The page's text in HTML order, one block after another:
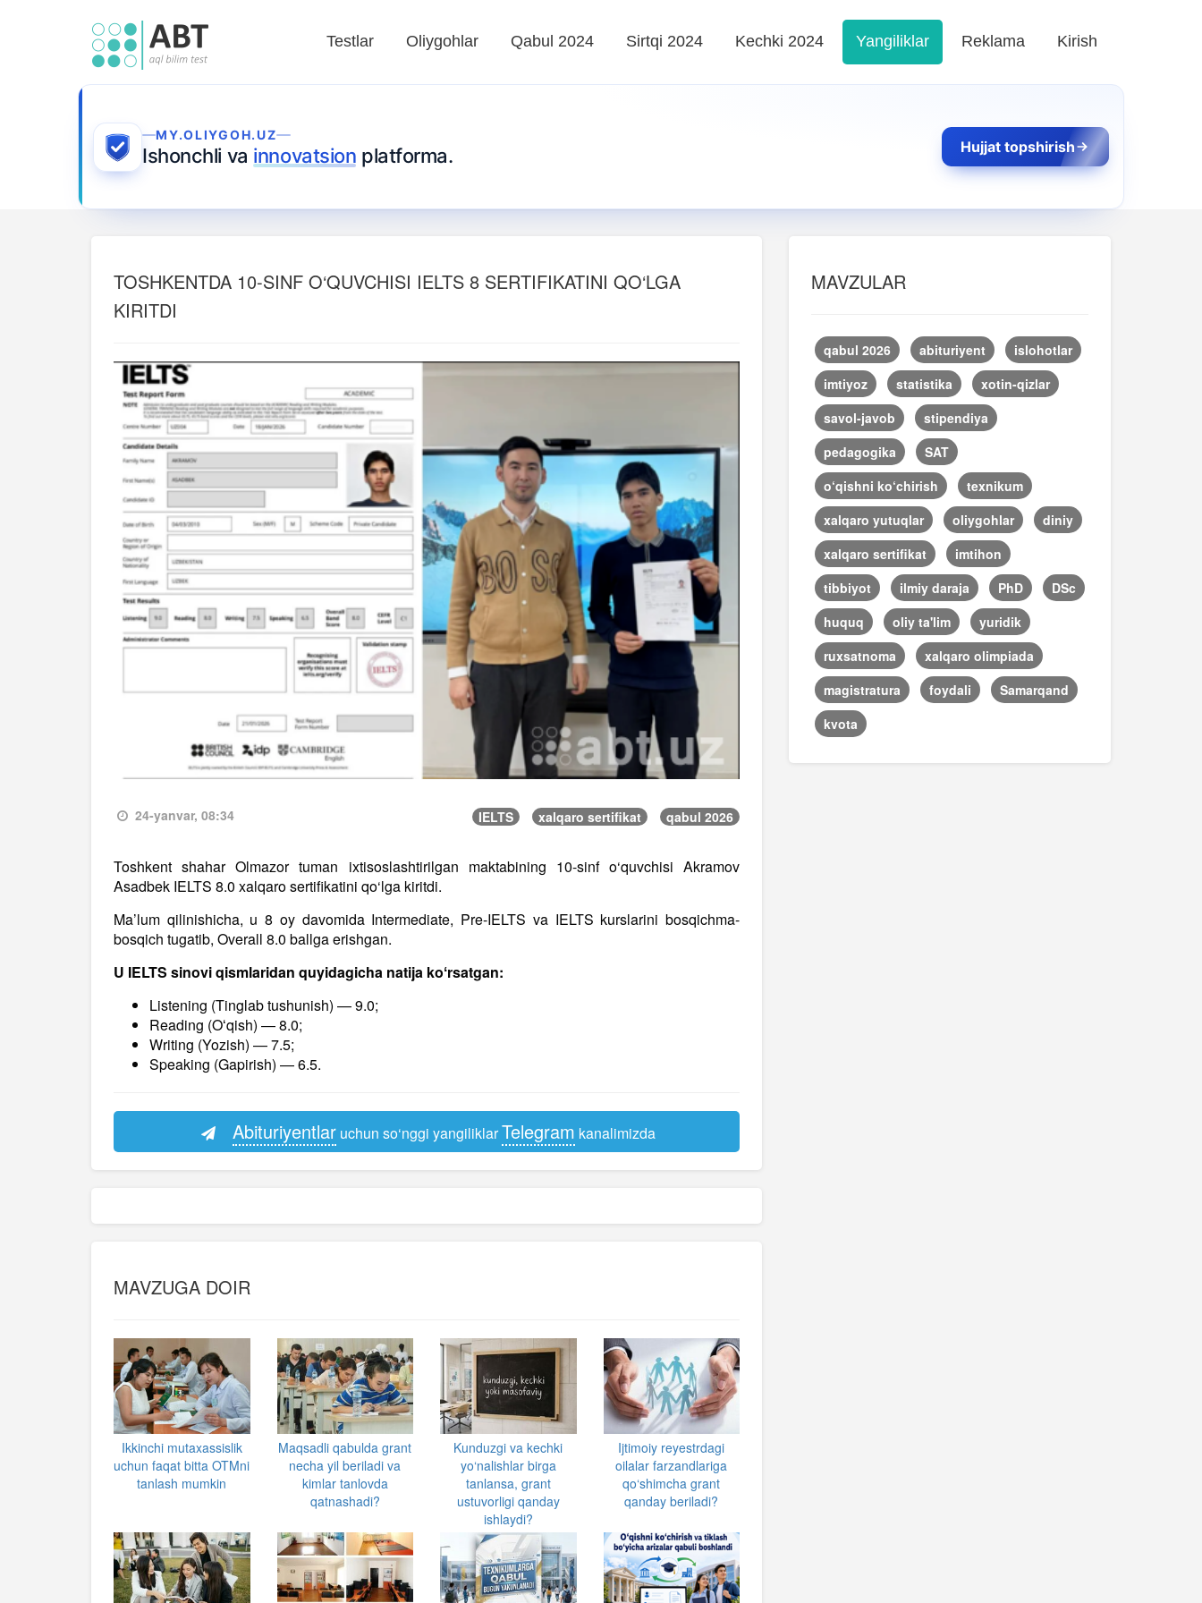
Testlar Oliygohlar Qabul 2024 Sirtqi 2024 Kechki 2024 Yangiliklar Reklama Kirish
MY.OLIYGOH.UZ
Ishonchli va innovatsion platforma. Hujjat topshirish
TOSHKENTDA 10-SINF O‘QUVCHISI IELTS 8 SERTIFIKATINI QO‘LGA
KIRITDI
24-yanvar, 08:34 IELTS xalqaro sertifikat qabul 2026
Toshkent shahar Olmazor tuman ixtisoslashtirilgan maktabining 10-sinf o‘quvchisi Akramov
Asadbek IELTS 8.0 xalqaro sertifikatini qo‘lga kiritdi.
Ma’lum qilinishicha, u 8 oy davomida Intermediate, Pre-IELTS va IELTS kurslarini bosqichma-
bosqich tugatib, Overall 8.0 ballga erishgan.
U IELTS sinovi qismlaridan quyidagicha natija koʻrsatgan:
Listening (Tinglab tushunish) — 9.0;
Reading (Oʻqish) — 8.0;
Writing (Yozish) — 7.5;
Speaking (Gapirish) — 6.5.
Abituriyentlaruchun so‘nggi yangiliklarTelegram kanalimizda
MAVZUGA DOIR
Ikkinchi mutaxassislik
uchun faqat bitta OTMni
tanlash mumkin
Maqsadli qabulda grant
necha yil beriladi va
kimlar tanlovda
qatnashadi?
Kunduzgi va kechki
yo‘nalishlar birga
tanlansa, grant
ustuvorligi qanday
ishlaydi?
Ijtimoiy reyestrdagi
oilalar farzandlariga
qo‘shimcha grant
qanday beriladi?
MAVZULAR
qabul 2026 abituriyent
islohotlar
imtiyoz
statistika
xotin-qizlar
savol-javob
stipendiya
pedagogika
SAT
o‘qishni ko‘chirish
texnikum
xalqaro yutuqlar
oliygohlar
diniy
xalqaro sertifikat
imtihon
tibbiyot
ilmiy daraja PhD
DSc
huquq
oliy ta'lim
yuridik
ruxsatnoma
xalqaro olimpiada
magistratura
foydali
Samarqand
kvota